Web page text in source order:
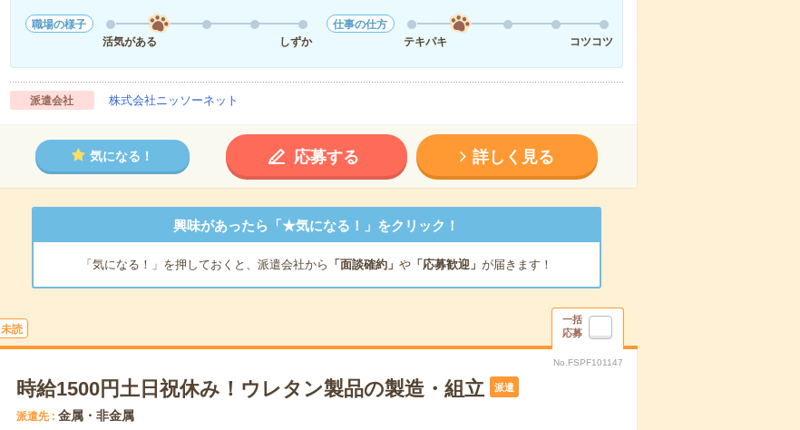
職場の様子
活気がある
しずか
仕事の仕方
テキパキ
コツコツ
派遣会社 株式会社ニッソーネット
気になる！ 応募する 詳しく見る
興味があったら「★気になる！」をクリック！
「気になる！」を押しておくと、派遣会社から 「面談確約」 や「応募歓迎」 が届きます！
未読
一括
応募
No.FSPF101147
時給1500円土日祝休み！ウレタン製品の製造・組立 派遣
派遣先 金属・非金属